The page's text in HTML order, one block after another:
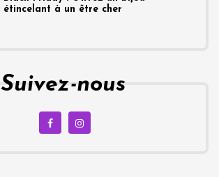
étincelant à un être cher
Suivez-nous